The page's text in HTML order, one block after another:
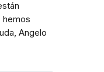
hemos
Angelo